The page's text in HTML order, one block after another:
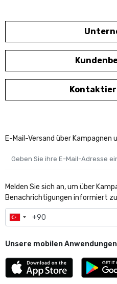
E-Mail-Versand über
Melden Sie sich an, um über
Benachrichtigungen informiert
Unsere mobilen Anwendungen